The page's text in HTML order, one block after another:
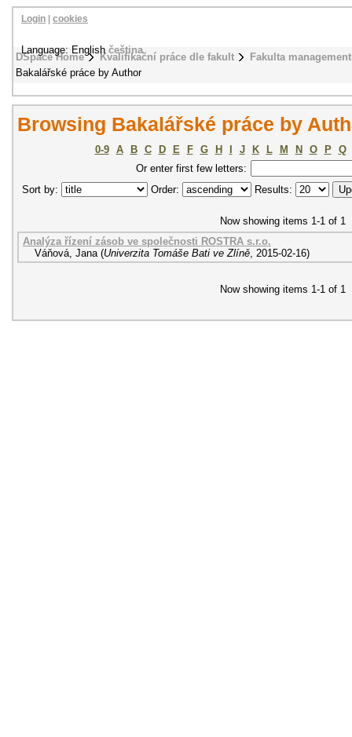
DSpace Home Kvalifikační práce dle fakult
Fakulta
Bakalářské práce by Author
Login cookies
Language: Englishčeština
Browsing Bakalářské práce by
0-9 A B C D E F G H J K L M N O P
Q
Or enter first few letters:
Sort by:
Order: Results:
Now showing items 1-1 of 1
Analýza řízení zásob ve společnosti ROSTRA s.r.o.
Váňová, Jana (Univerzita Tomáše Bati ve Zlíně, 2015-02-16)
Now showing items 1-1 of 1